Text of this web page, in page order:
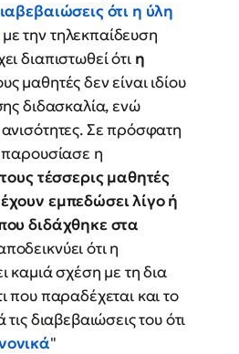
ότι η ύλη
με την τηλεκπαίδευση
διαπιστωθεί ότι η
μαθητές δεν είναι ιδίου
διδασκαλία, ενώ
Σε πρόσφατη
η
τέσσερις μαθητές
εμπεδώσει λίγο ή
διδάχθηκε στα
ότι η
καμιά σχέση με τη δια
που παραδέχεται και το
διαβεβαιώσεις του ότι
"